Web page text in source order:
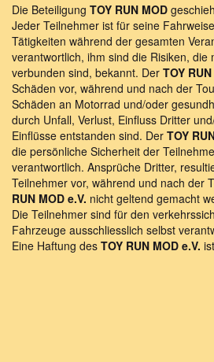
Die Beteiligung TOY RUN MOD
Jeder Teilnehmer ist für seine
Tätigkeiten während der gesamten
verantwortlich, ihm sind die Risiken, die
verbunden sind, bekannt. Der TOY
Schäden vor, während und nach der
Schäden an Motorrad und/oder
durch Unfall, Verlust, Einfluss Dritter
Einflüsse entstanden sind. Der TOY
die persönliche Sicherheit der
verantwortlich. Ansprüche Dritter,
Teilnehmer vor, während und nach der
RUN MOD e.V. nicht geltend gemacht
Die Teilnehmer sind für den
Fahrzeuge ausschliesslich selbst
Eine Haftung des TOY RUN MOD e.V.